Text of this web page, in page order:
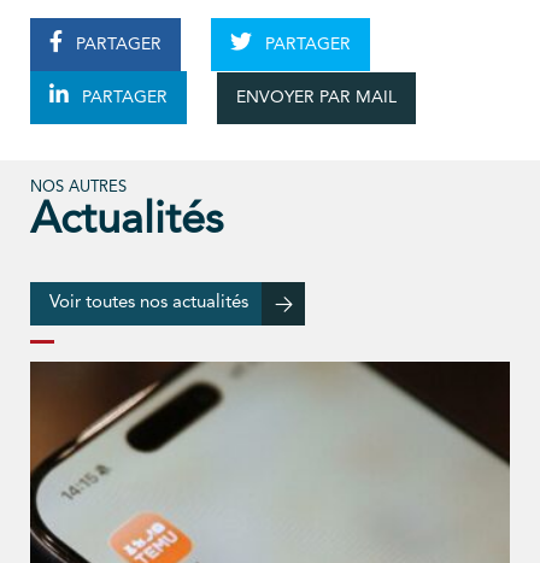
PARTAGER PARTAGER
PARTAGER ENVOYER PAR MAIL
NOS AUTRES
Actualités
Voir toutes nos actualités